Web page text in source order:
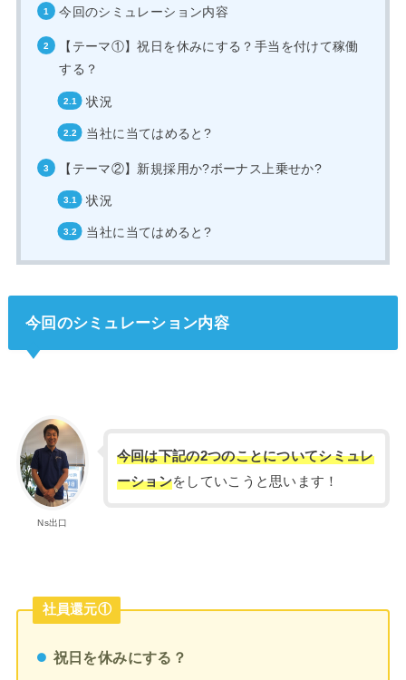
今回のシミュレーション内容
【テーマ①】祝日を休みにする？手当を付けて稼働
する？
状況
当社に当てはめると?
【テーマ②】新規採用か?ボーナス上乗せか?
状況
当社に当てはめると?
今回のシミュレーション内容
Ns出口
今回は下記の2つのことについてシミュレ
ーションをしていこうと思います！
社員還元①
祝日を休みにする？